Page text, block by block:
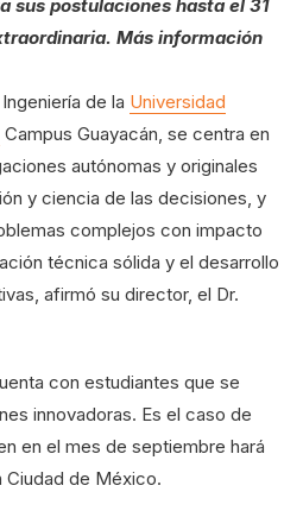
sus postulaciones hasta el 31
Más información
de la Universidad
Campus Guayacán, se centra en
autónomas y originales
y ciencia de las decisiones, y
complejos con impacto
técnica sólida y el desarrollo
afirmó su director, el Dr.
con estudiantes que se
innovadoras. Es el caso de
en el mes de septiembre hará
Ciudad de México.